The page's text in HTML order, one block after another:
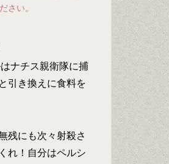
さい。
ナチス親衛隊に捕
引き換えに食料を
残にも次々射殺さ
れ！自分はペルシ